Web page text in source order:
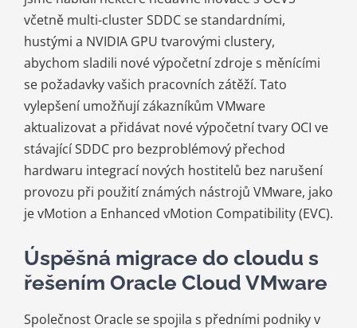
včetně multi-cluster SDDC se standardními,
hustými a NVIDIA GPU tvarovými clustery,
abychom sladili nové výpočetní zdroje s měnícími
se požadavky vašich pracovních zátěží. Tato
vylepšení umožňují zákazníkům VMware
aktualizovat a přidávat nové výpočetní tvary OCI ve
stávající SDDC pro bezproblémový přechod
hardwaru integrací nových hostitelů bez narušení
provozu při použití známých nástrojů VMware, jako
je vMotion a Enhanced vMotion Compatibility (EVC).
Úspěšná migrace do cloudu s
řešením Oracle Cloud VMware
Společnost Oracle se spojila s předními podniky v